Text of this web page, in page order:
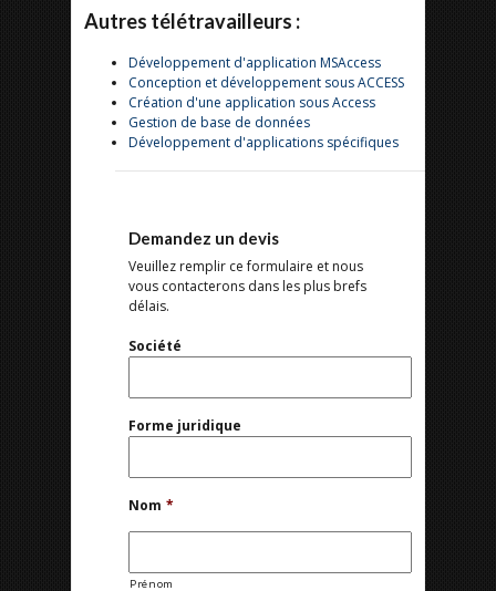
Autres télétravailleurs :
Développement d'application MSAccess
Conception et développement sous ACCESS
Création d'une application sous Access
Gestion de base de données
Développement d'applications spécifiques
Demandez un devis
Veuillez remplir ce formulaire et nous
vous contacterons dans les plus brefs
délais.
Société
Forme juridique
Nom *
Prénom